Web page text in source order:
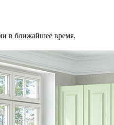
в ближайшее время.